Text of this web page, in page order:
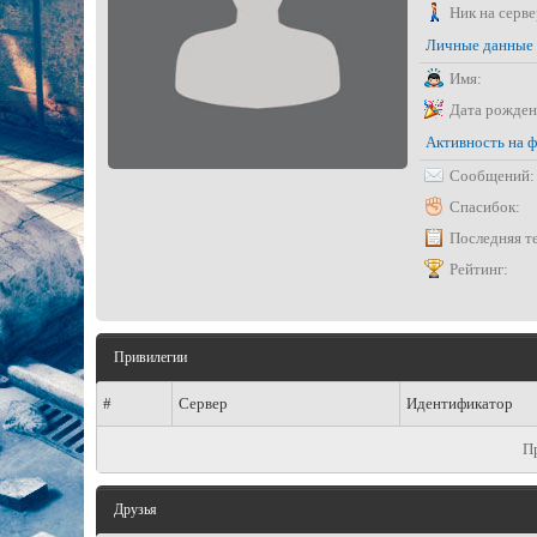
Ник на
Личные данные
Имя:
Дата
Активность на
Сообщений:
Спасибок:
Последняя
Рейтинг:
Привилегии
# Сервер Идентификатор
Друзья